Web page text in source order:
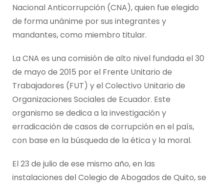
Nacional Anticorrupción (CNA), quien fue elegido
de forma unánime por sus integrantes y
mandantes, como miembro titular.
La CNA es una comisión de alto nivel fundada el 30
de mayo de 2015 por el Frente Unitario de
Trabajadores (FUT) y el Colectivo Unitario de
Organizaciones Sociales de Ecuador. Este
organismo se dedica a la investigación y
erradicación de casos de corrupción en el país,
con base en la búsqueda de la ética y la moral.
El 23 de julio de ese mismo año, en las
instalaciones del Colegio de Abogados de Quito, se